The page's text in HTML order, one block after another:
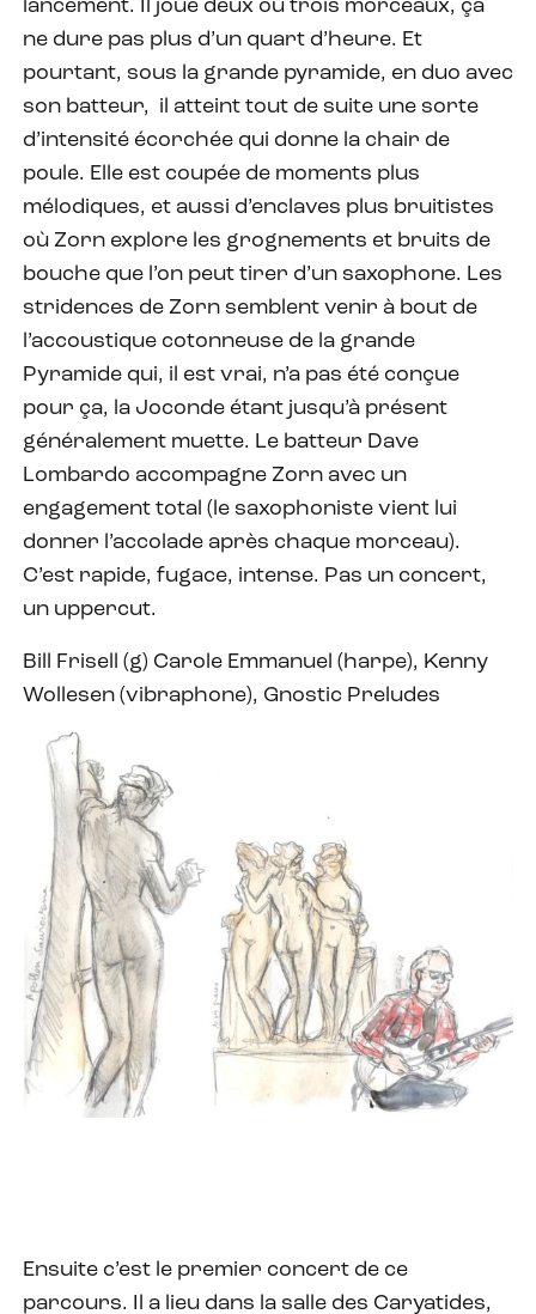
lancement. Il joue deux ou trois morceaux, ça
ne dure pas plus d’un quart d’heure. Et
pourtant, sous la grande pyramide, en duo avec
son batteur, il atteint tout de suite une sorte
d’intensité écorchée qui donne la chair de
poule. Elle est coupée de moments plus
mélodiques, et aussi d’enclaves plus bruitistes
où Zorn explore les grognements et bruits de
bouche que l’on peut tirer d’un saxophone. Les
stridences de Zorn semblent venir à bout de
l’accoustique cotonneuse de la grande
Pyramide qui, il est vrai, n’a pas été conçue
pour ça, la Joconde étant jusqu’à présent
généralement muette. Le batteur Dave
Lombardo accompagne Zorn avec un
engagement total (le saxophoniste vient lui
donner l’accolade après chaque morceau).
C’est rapide, fugace, intense. Pas un concert,
un uppercut.
Bill Frisell (g) Carole Emmanuel (harpe), Kenny
Wollesen (vibraphone), Gnostic Preludes
Ensuite c’est le premier concert de ce
parcours. Il a lieu dans la salle des Caryatides,